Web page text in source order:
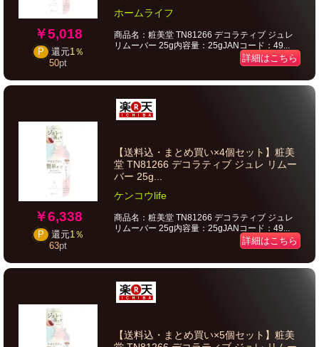
￥5,018
P 還元1％
50pt
ホームライフ
商品名：粧美堂 TN81266 デコラティブ ジュレ
リムーバー 25g内容量：25gJANコード：49...
詳細はこちら
￥6,338
P 還元1％
63pt
【送料込・まとめ買い×4個セット】粧美
堂 TN81266 デコラティブ ジュレ リムー
バー 25g...
ケンコウlife
商品名：粧美堂 TN81266 デコラティブ ジュレ
リムーバー 25g内容量：25gJANコード：49...
詳細はこちら
【送料込・まとめ買い×5個セット】粧美